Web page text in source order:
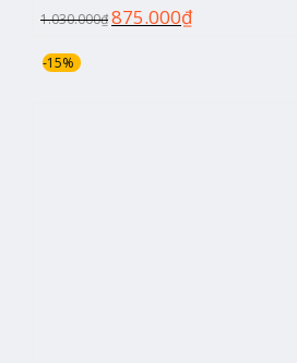
1.030.000₫875.000₫
-15%